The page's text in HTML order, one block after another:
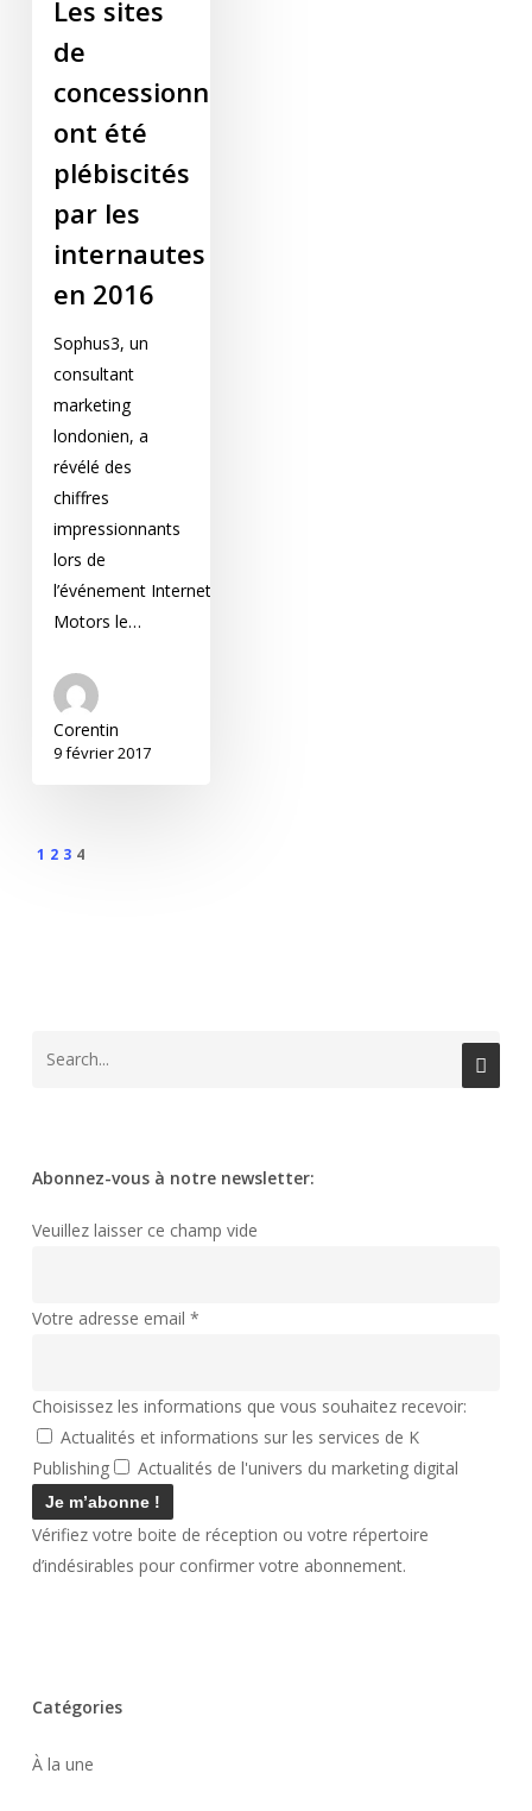
Les sites
de
concessionnaires
ont été
plébiscités
par les
internautes
en 2016
Sophus3, un
consultant
marketing
londonien, a
révélé des
chiffres
impressionnants
lors de
l’événement Internet
Motors le…
Corentin
9 février 2017
1 2 3 4
Abonnez-vous à notre newsletter:
Veuillez laisser ce champ vide
Votre adresse email *
Choisissez les informations que vous souhaitez recevoir:
Actualités et informations sur les services de K
Publishing
Actualités de l'univers du marketing digital
Vérifiez votre boite de réception ou votre répertoire
d’indésirables pour confirmer votre abonnement.
Catégories
À la une